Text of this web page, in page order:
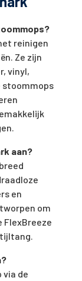
reinigen
Ze zijn
vinyl,
stoommops
aan?
en
om
FlexBreeze
via de